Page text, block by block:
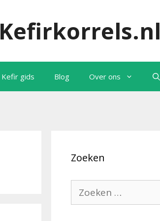
Kefirkorrels.nl
Kefir gids Blog Over ons
Zoeken
Zoek
naar: